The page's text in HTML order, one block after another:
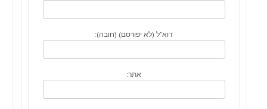
דוא"ל (לא יפורסם) (חובה):
אתר: